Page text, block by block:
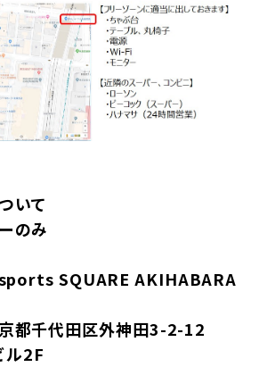
いて
のみ
SQUARE AKIHABARA
田区外神田3-2-12
ル2F